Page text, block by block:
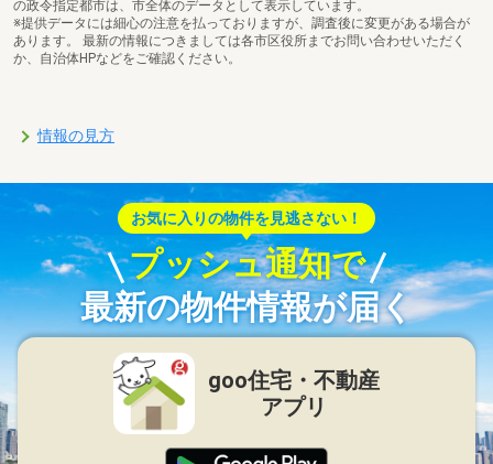
の政令指定都市は、市全体のデータとして表示しています。
※提供データには細心の注意を払っておりますが、調査後に変更がある場合が
あります。 最新の情報につきましては各市区役所までお問い合わせいただく
か、自治体HPなどをご確認ください。
情報の見方
お気に入りの物件を見逃さない！
プッシュ通知で
最新の物件情報が届く
goo住宅・不動産
アプリ